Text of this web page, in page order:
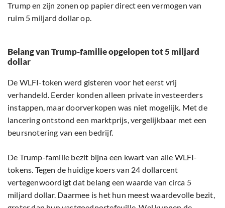
Trump en zijn zonen op papier direct een vermogen van
ruim 5 miljard dollar op.
Belang van Trump-familie opgelopen tot 5 miljard
dollar
De WLFI-token werd gisteren voor het eerst vrij
verhandeld. Eerder konden alleen private investeerders
instappen, maar doorverkopen was niet mogelijk. Met de
lancering ontstond een marktprijs, vergelijkbaar met een
beursnotering van een bedrijf.
De Trump-familie bezit bijna een kwart van alle WLFI-
tokens. Tegen de huidige koers van 24 dollarcent
vertegenwoordigt dat belang een waarde van circa 5
miljard dollar. Daarmee is het hun meest waardevolle bezit,